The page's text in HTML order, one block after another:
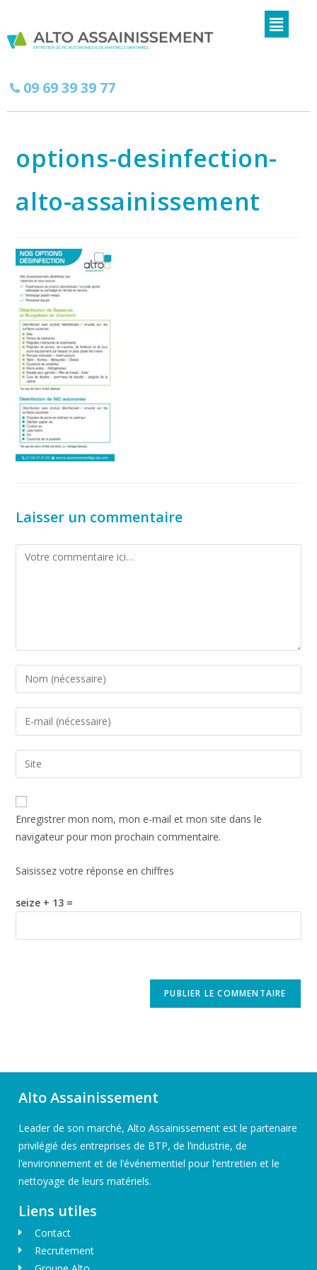
09 69 39 39 77
options-desinfection-
alto-assainissement
Laisser un commentaire
Enregistrer mon nom, mon e-mail et mon site dans le
navigateur pour mon prochain commentaire.
Saisissez votre réponse en chiffres
seize + 13 =
Alto Assainissement
Leader de son marché, Alto Assainissement est le partenaire
privilégié des entreprises de BTP, de l’industrie, de
l’environnement et de l’événementiel pour l’entretien et le
nettoyage de leurs matériels.
Liens utiles
Contact
Recrutement